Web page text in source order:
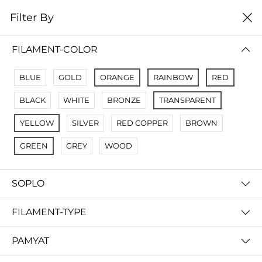
0
цена от низкой к
No Results
Not Found Filters1
Not Found Filters2
Filter By
FILAMENT-COLOR
BLUE GOLD ORANGE RAINBOW RED
BLACK WHITE BRONZE TRANSPARENT
YELLOW SILVER RED COPPER BROWN
GREEN GREY WOOD
SOPLO
FILAMENT-TYPE
PAMYAT